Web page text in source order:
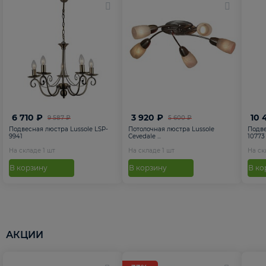
9 587 ₽
6 710 ₽
Подвесная люстра Lussole LSP-
9941
На складе 1 шт
В корзину
5 600 ₽
3 920 ₽
Потолочная люстра Lussole
Cevedale ...
На складе 1 шт
В корзину
10
10773
На
В
АКЦИИ